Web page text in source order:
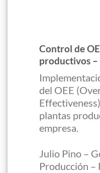
Control de
productivos –
del OEE
plantas
empresa.
Julio Pino –
Producción –